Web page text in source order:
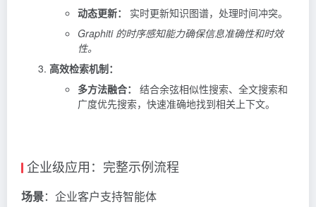
动态更新：
实时更新知识图谱，处理时间冲突。
Graphiti 的时序感知能力确保信息准确性和时效
性。
高效检索机制：
多方法融合：
结合余弦相似性搜索、全文搜索和
广度优先搜索，快速准确地找到相关上下文。
企业级应用：完整示例流程
场景：企业客户支持智能体